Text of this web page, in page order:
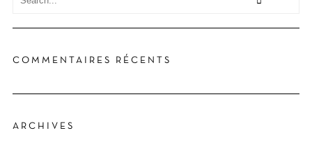
COMMENTAIRES RÉCENTS
ARCHIVES